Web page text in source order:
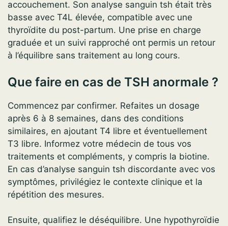
accouchement. Son analyse sanguin tsh était très
basse avec T4L élevée, compatible avec une
thyroïdite du post-partum. Une prise en charge
graduée et un suivi rapproché ont permis un retour
à l’équilibre sans traitement au long cours.
Que faire en cas de TSH anormale ?
Commencez par confirmer. Refaites un dosage
après 6 à 8 semaines, dans des conditions
similaires, en ajoutant T4 libre et éventuellement
T3 libre. Informez votre médecin de tous vos
traitements et compléments, y compris la biotine.
En cas d’analyse sanguin tsh discordante avec vos
symptômes, privilégiez le contexte clinique et la
répétition des mesures.
Ensuite, qualifiez le déséquilibre. Une hypothyroïdie